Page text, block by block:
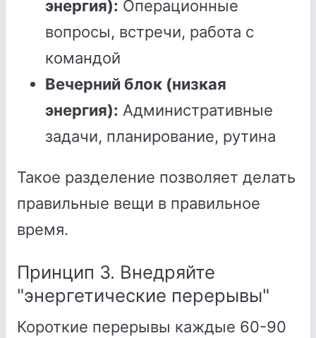
энергия): Операционные
вопросы, встречи, работа с
командой
Вечерний блок (низкая
энергия): Административные
задачи, планирование, рутина
Такое разделение позволяет делать
правильные вещи в правильное
время.
Принцип 3. Внедряйте
"энергетические перерывы"
Короткие перерывы каждые 60-90